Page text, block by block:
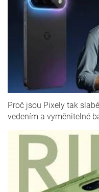
Proč jsou Pixely tak
vedením a vyměnitelné